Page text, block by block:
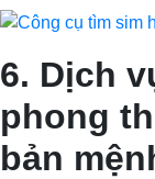
6. Dịch
phong
bản